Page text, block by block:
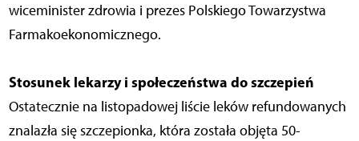
wiceminister zdrowia i prezes Polskiego Towarzystwa
Farmakoekonomicznego.
Stosunek lekarzy i społeczeństwa do szczepień
Ostatecznie na listopadowej liście leków refundowanych
znalazła się szczepionka, która została objęta 50-